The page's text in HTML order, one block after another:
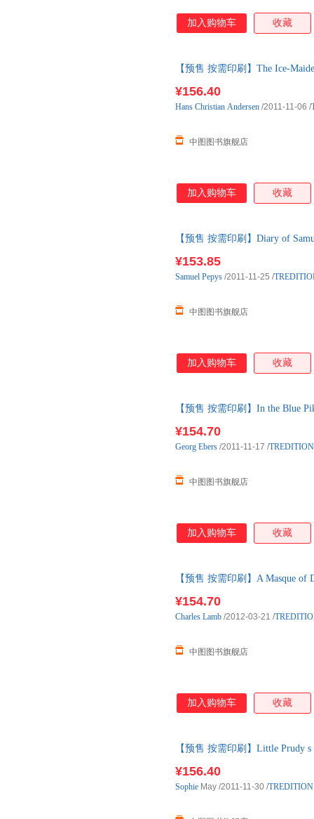
加入购物车 收藏
【预售 按需印刷】The Ice-
¥156.40
中图图书旗舰店
Hans Christian Andersen /2011-11-06 /
加入购物车 收藏
【预售 按需印刷】Diary of
¥153.85
中图图书旗舰店
Samuel Pepys /2011-11-25 /
加入购物车 收藏
【预售 按需印刷】In the Blue
¥154.70
中图图书旗舰店
Georg Ebers /2011-11-17 /
加入购物车 收藏
【预售 按需印刷】A Masque of
¥154.70
中图图书旗舰店
Charles Lamb /2012-03-21 /
加入购物车 收藏
【预售 按需印刷】Little Prudy
¥156.40
Sophie May /2011-11-30 /